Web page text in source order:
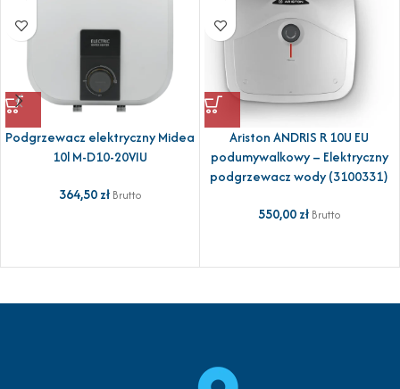
Podgrzewacz elektryczny Midea
10l M-D10-20VIU
364,50zł Brutto
Ariston ANDRIS R 10U EU
podumywalkowy – Elektryczny
podgrzewacz wody (3100331)
550,00zł Brutto